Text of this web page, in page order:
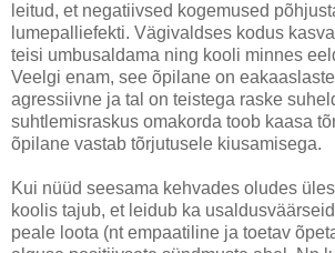
leitud, et negatiivsed kogemused
lumepalliefekti. Vägivaldses kodus
teisi umbusaldama ning kooli minnes
Veelgi enam, see õpilane on
agressiivne ja tal on teistega raske
suhtlemisraskus omakorda toob kaasa
õpilane vastab tõrjutusele kiusamisega.
Kui nüüd seesama kehvades oludes
koolis tajub, et leidub ka
peale loota (nt empaatiline ja toetav